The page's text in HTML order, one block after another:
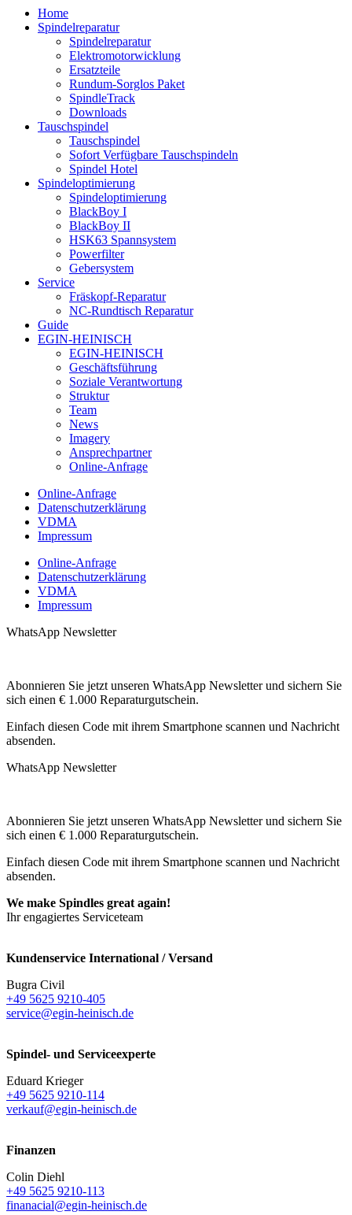
Home
Spindelreparatur
Spindelreparatur
Elektromotorwicklung
Ersatzteile
Rundum-Sorglos Paket
SpindleTrack
Downloads
Tauschspindel
Tauschspindel
Sofort Verfügbare Tauschspindeln
Spindel Hotel
Spindeloptimierung
Spindeloptimierung
BlackBoy I
BlackBoy II
HSK63 Spannsystem
Powerfilter
Gebersystem
Service
Fräskopf-Reparatur
NC-Rundtisch Reparatur
Guide
EGIN-HEINISCH
EGIN-HEINISCH
Geschäftsführung
Soziale Verantwortung
Struktur
Team
News
Imagery
Ansprechpartner
Online-Anfrage
Online-Anfrage
Datenschutzerklärung
VDMA
Impressum
Online-Anfrage
Datenschutzerklärung
VDMA
Impressum
WhatsApp Newsletter
Abonnieren Sie jetzt unseren WhatsApp Newsletter und sichern Sie
sich einen € 1.000 Reparaturgutschein.
Einfach diesen Code mit ihrem Smartphone scannen und Nachricht
absenden.
WhatsApp Newsletter
Abonnieren Sie jetzt unseren WhatsApp Newsletter und sichern Sie
sich einen € 1.000 Reparaturgutschein.
Einfach diesen Code mit ihrem Smartphone scannen und Nachricht
absenden.
We make Spindles great again!
Ihr engagiertes Serviceteam
Kundenservice International / Versand
Bugra Civil
+49 5625 9210-405
service@egin-heinisch.de
Spindel- und Serviceexperte
Eduard Krieger
+49 5625 9210-114
verkauf@egin-heinisch.de
Finanzen
Colin Diehl
+49 5625 9210-113
finanacial@egin-heinisch.de